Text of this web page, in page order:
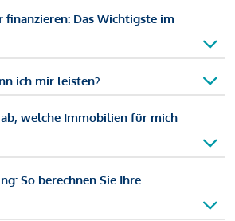
finanzieren: Das Wichtigste im
ich mir leisten?
welche Immobilien für mich
So berechnen Sie Ihre